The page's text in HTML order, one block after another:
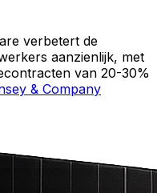
verbetert de
aanzienlijk, met
van 20-30%
& Company